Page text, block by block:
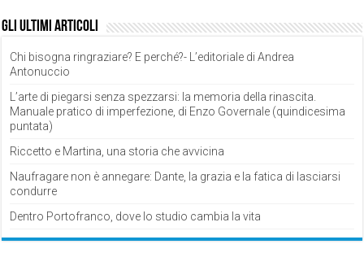
Gli ultimi articoli
Chi bisogna ringraziare? E perché?- L’editoriale di Andrea
Antonuccio
L’arte di piegarsi senza spezzarsi: la memoria della rinascita.
Manuale pratico di imperfezione, di Enzo Governale (quindicesima
puntata)
Riccetto e Martina, una storia che avvicina
Naufragare non è annegare: Dante, la grazia e la fatica di lasciarsi
condurre
Dentro Portofranco, dove lo studio cambia la vita